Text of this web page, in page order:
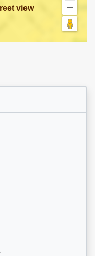
view